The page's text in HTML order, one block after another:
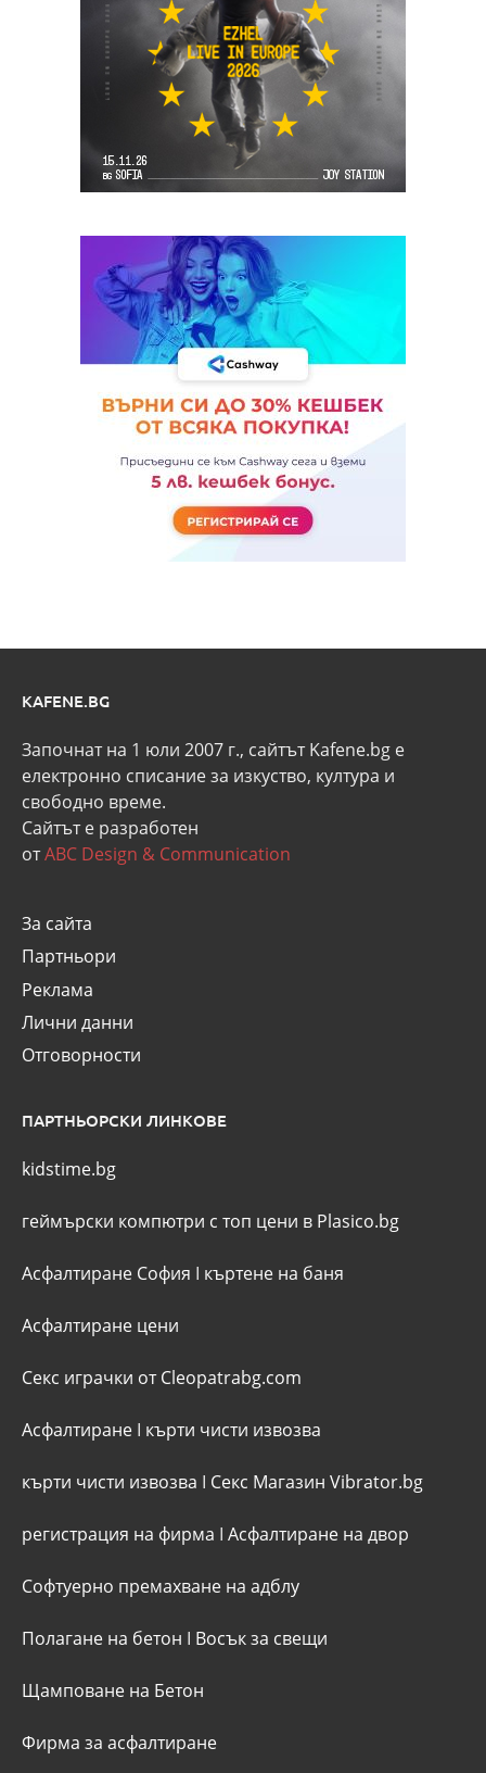
KAFENE.BG
Започнат на 1 юли 2007 г., сайтът Kafene.bg e
eлектронно списание за изкуство, култура и
свободно време.
Сайтът е разработен
отABC Design & Communication
За сайта
Партньори
Реклама
Лични данни
Отговорности
ПАРТНЬОРСКИ ЛИНКОВЕ
kidstime.bg
геймърски компютри с топ цени в Plasico.bg
Асфалтиране София I къртене на баня
Асфалтиране цени
Секс играчки от Cleopatrabg.com
Асфалтиране I кърти чисти извозва
кърти чисти извозва I Секс Магазин Vibrator.bg
регистрация на фирма I Асфалтиране на двор
Софтуерно премахване на адблу
Полагане на бетон I Восък за свещи
Щамповане на Бетон
Фирма за асфалтиране